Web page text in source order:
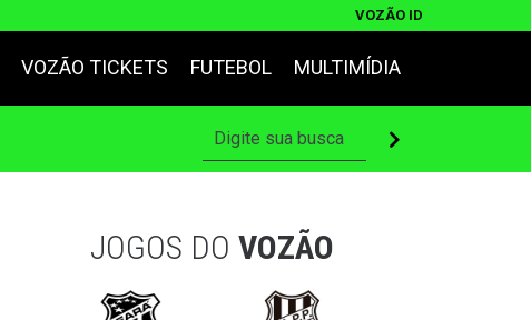
VOZÃO ID
VOZÃO TICKETS FUTEBOL MULTIMÍDIA
JOGOS DO VOZÃO